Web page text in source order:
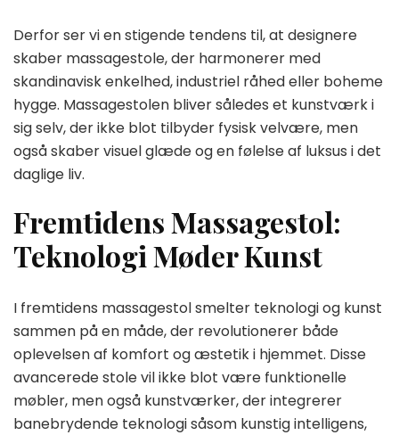
Derfor ser vi en stigende tendens til, at designere
skaber massagestole, der harmonerer med
skandinavisk enkelhed, industriel råhed eller boheme
hygge. Massagestolen bliver således et kunstværk i
sig selv, der ikke blot tilbyder fysisk velvære, men
også skaber visuel glæde og en følelse af luksus i det
daglige liv.
Fremtidens Massagestol:
Teknologi Møder Kunst
I fremtidens massagestol smelter teknologi og kunst
sammen på en måde, der revolutionerer både
oplevelsen af komfort og æstetik i hjemmet. Disse
avancerede stole vil ikke blot være funktionelle
møbler, men også kunstværker, der integrerer
banebrydende teknologi såsom kunstig intelligens,